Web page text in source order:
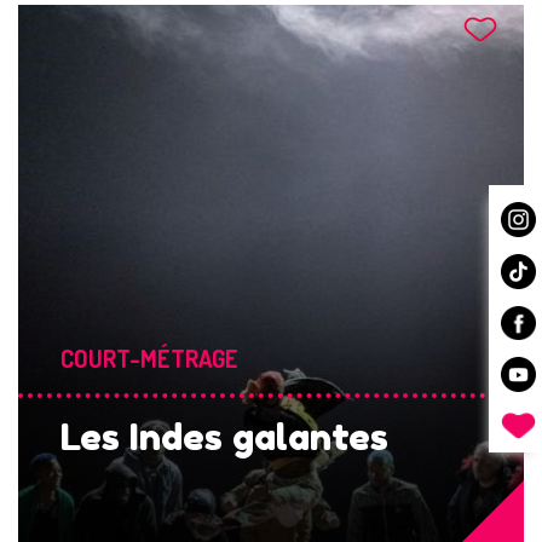
COURT-MÉTRAGE
Les Indes galantes